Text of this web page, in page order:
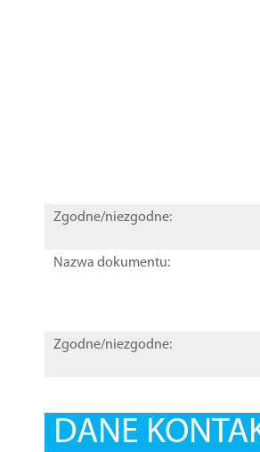
Zgodne/niezgodne:
Nazwa dokumentu:
Zgodne/niezgodne:
DANE